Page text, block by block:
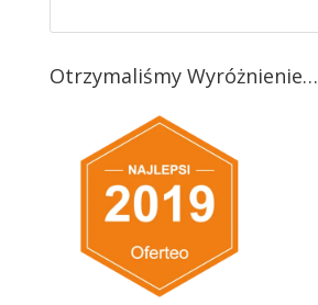
Otrzymaliśmy Wyróżnienie…